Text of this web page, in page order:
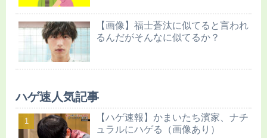
【画像】福士蒼汰に似てると言われ
るんだがそんなに似てるか？
ハゲ速人気記事
【ハゲ速報】かまいたち濱家、ナチ
ュラルにハゲる（画像あり）